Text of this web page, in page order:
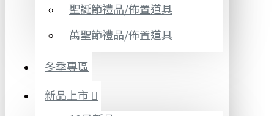
聖誕節禮品/佈置道具
萬聖節禮品/佈置道具
冬季專區
新品上市